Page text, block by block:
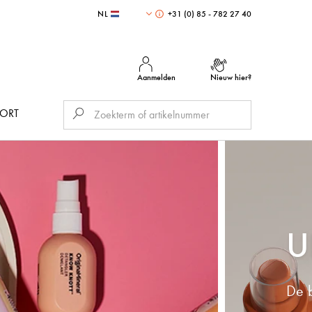
NL +31 (0) 85 - 782 27 40
Aanmelden Nieuw hier?
De